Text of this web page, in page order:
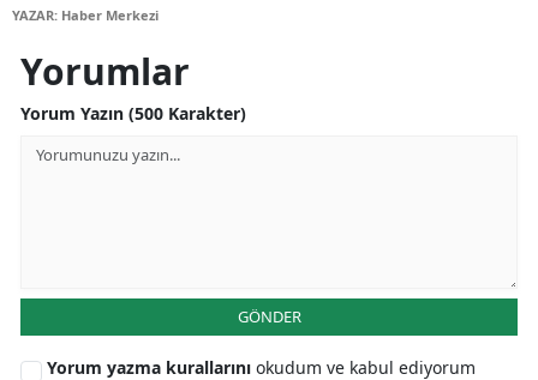
Kütahya
YAZAR: Haber Merkezi
Yorumlar
Yorum Yazın (500 Karakter)
GÖNDER
Yorum yazma kurallarını okudum ve kabul ediyorum